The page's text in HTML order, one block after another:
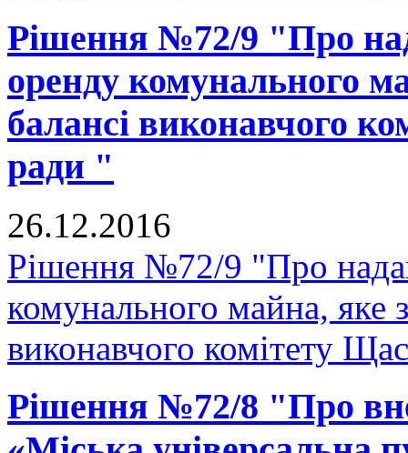
Рішення №72/9 "Про
оренду комунального
балансі виконавчого
ради "
26.12.2016
Рішення №72/9 "Про
комунального майна, яке
виконавчого комітету
Рішення №72/8 "Про